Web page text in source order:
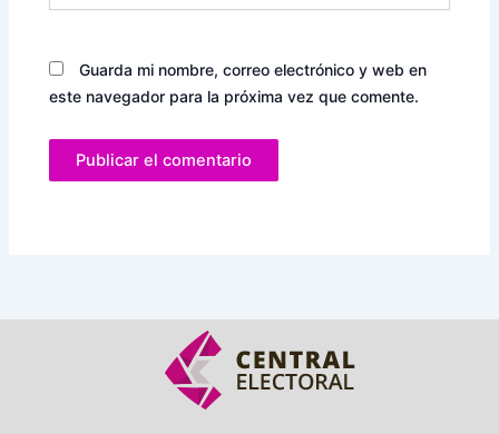
Guarda mi nombre, correo electrónico y web en
este navegador para la próxima vez que comente.